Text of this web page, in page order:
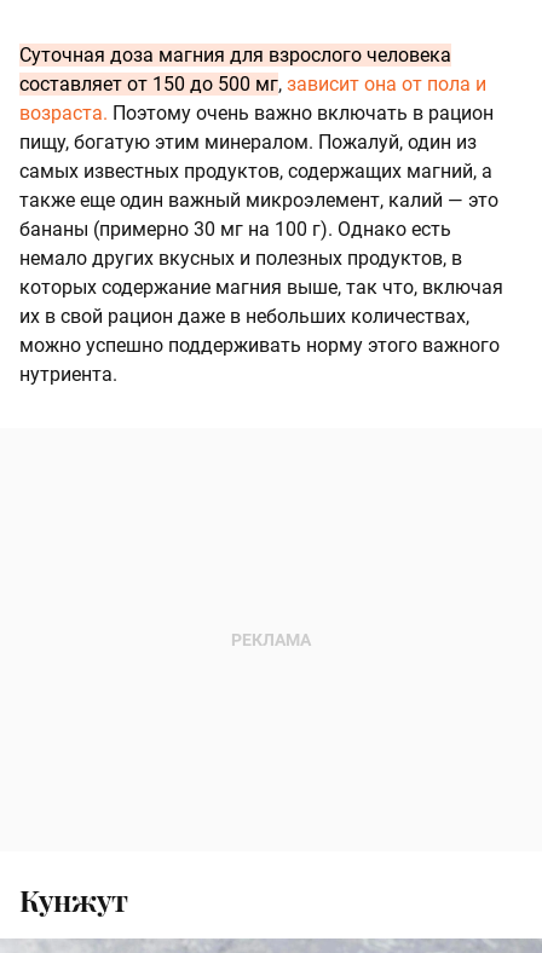
Суточная доза магния для взрослого человека
составляет от 150 до 500 мг, зависит она от пола и
возраста. Поэтому очень важно включать в рацион
пищу, богатую этим минералом. Пожалуй, один из
самых известных продуктов, содержащих магний, а
также еще один важный микроэлемент, калий — это
бананы (примерно 30 мг на 100 г). Однако есть
немало других вкусных и полезных продуктов, в
которых содержание магния выше, так что, включая
их в свой рацион даже в небольших количествах,
можно успешно поддерживать норму этого важного
нутриента.
Кунжут